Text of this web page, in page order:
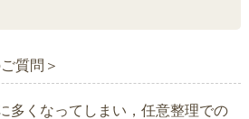
質問＞
なってしまい，任意整理での